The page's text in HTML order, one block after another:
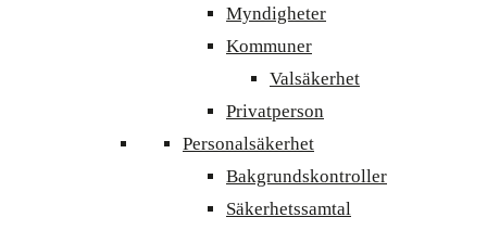
Myndigheter
Kommuner
Valsäkerhet
Privatperson
Personalsäkerhet
Bakgrundskontroller
Säkerhetssamtal